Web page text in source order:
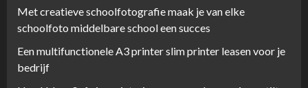
Met creatieve schoolfotografie maak je van elke
schoolfoto middelbare school een succes
Een multifunctionele A3 printer slim printer leasen voor je
bedrijf